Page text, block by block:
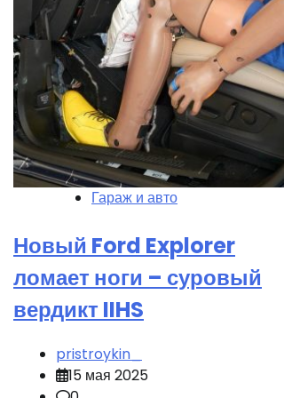
Гараж и авто
Новый Ford Explorer
ломает ноги – суровый
вердикт IIHS
pristroykin_
15 мая 2025